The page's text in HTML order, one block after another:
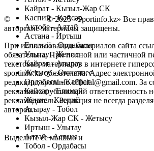
Кайрат - Кызыл-Жар СК
Каспий - Кайсар
Актобе - Алтай
Астана - Иртыш
Елимай - Ордабасы
Улытау - Женис
Кайрат - Атырау
Жетысу - Окжетпес
Ордабасы - Кайрат
Кайсар - Елимай
Женис - Каспий
Атырау - Тобол
Кызыл-Жар СК - Жетысу
Иртыш - Улытау
Алтай - Астана
Тобол - Ордабасы
© Copyright© 2025 «Sportinfo.kz» Все
авторские материалы защищены.
При использовании материалов сайта
обязательна. При полной или частичной
текстовых материалов в интернете
sportinfo.kz обязательна. Адрес
редакции: sportinfo.official@gmail.com. За
рекламных публикаций ответственность
рекламодатель. Редакция не всегда
авторов.
Заметили ошибку в тексте?
Выделите ее мышью и